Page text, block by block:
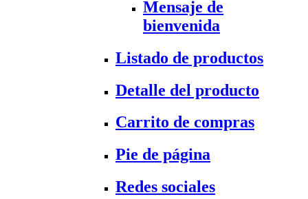
Mensaje de
bienvenida
Listado de productos
Detalle del producto
Carrito de compras
Pie de página
Redes sociales